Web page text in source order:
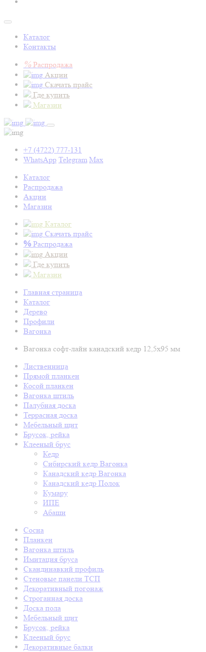
Каталог
Контакты
% Распродажа
Акции
Скачать прайс
Где купить
Магазин
+7 (4722) 777-131
WhatsApp Telegram Max
Каталог
Распродажа
Акции
Магазин
Каталог
Скачать прайс
% Распродажа
Акции
Где купить
Магазин
Главная страница
Каталог
Дерево
Профили
Вагонка
Вагонка софт-лайн канадский кедр 12,5х95 мм
Лиственница
Прямой планкен
Косой планкен
Вагонка штиль
Палубная доска
Террасная доска
Мебельный щит
Брусок, рейка
Клееный брус
Кедр
Сибирский кедр Вагонка
Канадский кедр Вагонка
Канадский кедр Полок
Кумару
ИПЕ
Абаши
Сосна
Планкен
Вагонка штиль
Имитация бруса
Скандинавкий профиль
Стеновые панели ТСП
Декоративный погонаж
Строганная доска
Доска пола
Мебельный щит
Брусок, рейка
Клееный брус
Декоративные балки